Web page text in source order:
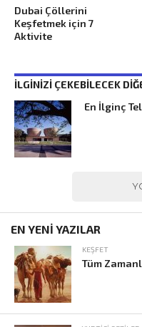
Dubai Çöllerini
Keşfetmek için 7
Aktivite
İLGINIZI ÇEKEBILECEK
En İlginç
EN YENİ YAZILAR
KEŞFET
Tüm